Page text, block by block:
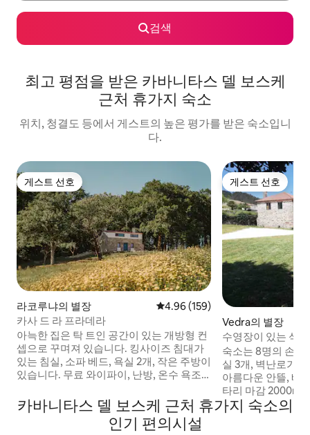
검색
최고 평점을 받은 카바니타스 델 보스케
근처 휴가지 숙소
위치, 청결도 등에서 게스트의 높은 평가를 받은 숙소입니
다.
게스트 선호
게스트 선호
라코루냐의 별장 평점 4.96점(5점 만점), 후기 159
4.96 (159)
카사 드 라 프라데라
아늑한 집은 탁 트인 공간이 있는 개방형 컨
셉으로 꾸며져 있습니다. 킹사이즈 침대가
있는 침실, 소파 베드, 욕실 2개, 작은 주방이
있습니다. 무료 와이파이, 난방, 온수 욕조,
는 전용 주차장, 테라스, 넓은 정원이 있습니
다. La Casa de la Pradera is located in A
Baña, A Coruña, Galicia. 모든 서비스를 제
게스트 선호
게스트 선호
Vedra의 별장
수영장이 있는 석
15km 거리
숙소는 8명의 손님
실 3개, 벽난로가
아름다운 안뜰, 베
타리 마감 2000m²
다운 수영장을 갖
한 숙소는 마지막
카바니타스 델 보스케 근처 휴가지 숙소의
인기 편의시설